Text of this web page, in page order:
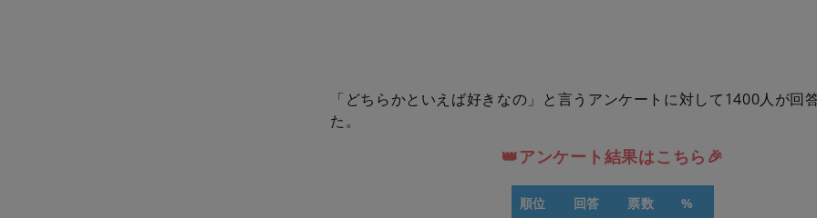
「どちらかといえば好きなの」と言うアンケートに対して1400人が回
た。
👑アンケート結果はこちら🎉
順位 回答 票数 %